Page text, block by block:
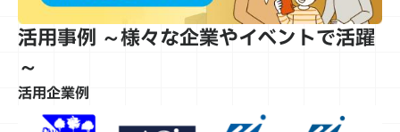
活用事例 ～様々な企業やイベントで活躍
～
活用企業例